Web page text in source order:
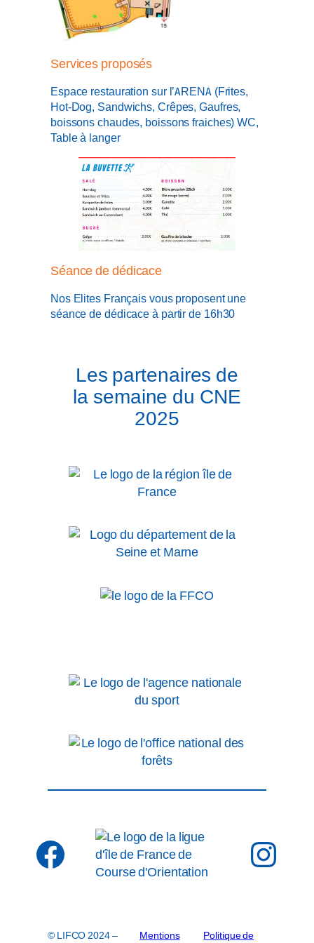
Services proposés
Espace restauration sur l’ARENA (Frites,
Hot-Dog, Sandwichs, Crêpes, Gaufres,
boissons chaudes, boissons fraiches) WC,
Table à langer
Séance de dédicace
Nos Elites Français vous proposent une
séance de dédicace à partir de 16h30
Les partenaires de
la semaine du CNE
2025
Facebook
© LIFCO 2024 – Mentions Politique de